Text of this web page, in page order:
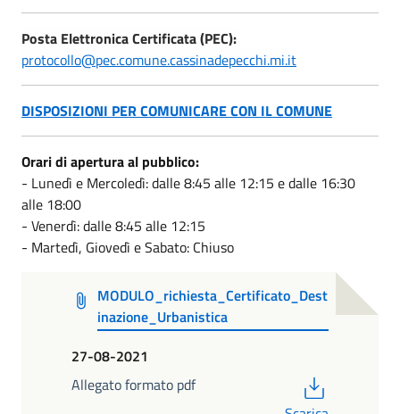
Posta Elettronica Certificata (PEC):
protocollo@pec.comune.cassinadepecchi.mi.it
DISPOSIZIONI PER COMUNICARE CON IL COMUNE
Orari di apertura al pubblico:
- Lunedì e Mercoledì: dalle 8:45 alle 12:15 e dalle 16:30
alle 18:00
- Venerdì: dalle 8:45 alle 12:15
- Martedì, Giovedì e Sabato: Chiuso
MODULO_richiesta_Certificato_Dest
inazione_Urbanistica
27-08-2021
Allegato formato pdf